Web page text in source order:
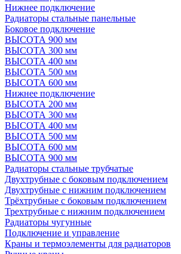
Нижнее подключение
Радиаторы стальные панельные
Боковое подключение
ВЫСОТА 900 мм
ВЫСОТА 300 мм
ВЫСОТА 400 мм
ВЫСОТА 500 мм
ВЫСОТА 600 мм
Нижнее подключение
ВЫСОТА 200 мм
ВЫСОТА 300 мм
ВЫСОТА 400 мм
ВЫСОТА 500 мм
ВЫСОТА 600 мм
ВЫСОТА 900 мм
Радиаторы стальные трубчатые
Двухтрубные с боковым подключением
Двухтрубные с нижним подключением
Трёхтрубные с боковым подключением
Трехтрубные с нижним подключением
Радиаторы чугунные
Подключение и управление
Краны и термоэлементы для радиаторов